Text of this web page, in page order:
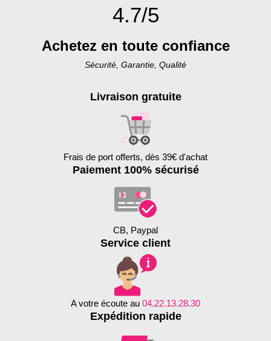
4.7/5
Achetez en toute confiance
Sécurité, Garantie, Qualité
Livraison gratuite
Frais de port offerts, dès 39€ d'achat
Paiement 100% sécurisé
CB, Paypal
Service client
A votre écoute au 04.22.13.28.30
Expédition rapide